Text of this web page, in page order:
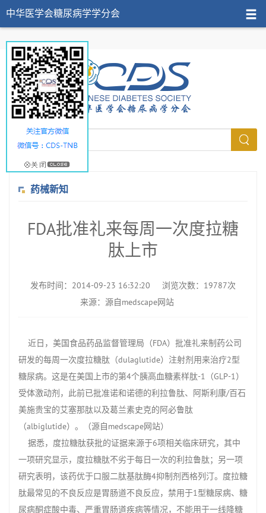
中华医学会糖尿病学学分会
药械新知
FDA批准礼来每周一次度拉糖
肽上市
发布时间：2014-09-23 16:32:20
浏览次数：19787次
来源：源自medscape网站
近日，美国食品药品监督管理局（FDA）批准礼来制药公司
研发的每周一次度拉糖肽（dulaglutide）注射剂用来治疗2型
糖尿病。这是在美国上市的第4个胰高血糖素样肽-1（GLP-1）
受体激动剂，此前已批准诺和诺德的利拉鲁肽、阿斯利康/百石
美施贵宝的艾塞那肽以及葛兰素史克的阿必鲁肽
（albiglutide）。（源自medscape网站）
据悉，度拉糖肽获批的证据来源于6项相关临床研究，其中
一项研究显示，度拉糖肽不劣于每日一次的利拉鲁肽；另一项
研究表明，该药优于口服二肽基肽酶4抑制剂西格列汀。度拉糖
肽最常见的不良反应是胃肠道不良反应，禁用于1型糖尿病、糖
尿病酮症酸中毒、严重胃肠道疾病等情况，不能用于一线降糖